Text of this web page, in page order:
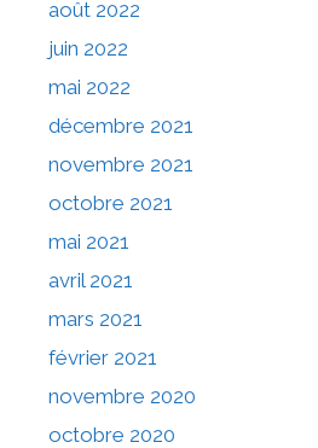
août 2022
juin 2022
mai 2022
décembre 2021
novembre 2021
octobre 2021
mai 2021
avril 2021
mars 2021
février 2021
novembre 2020
octobre 2020